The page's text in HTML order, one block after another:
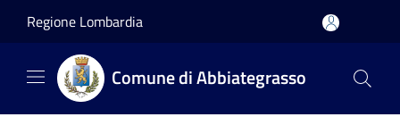
Regione Lombardia
Comune di Abbiategrasso